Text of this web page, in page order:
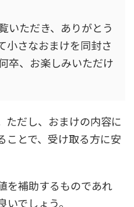
いただき、ありがとう
小さなおまけを同封さ
卒、お楽しみいただけ
ただし、おまけの内容に
ことで、受け取る方に安
を補助するものであれ
でしょう。